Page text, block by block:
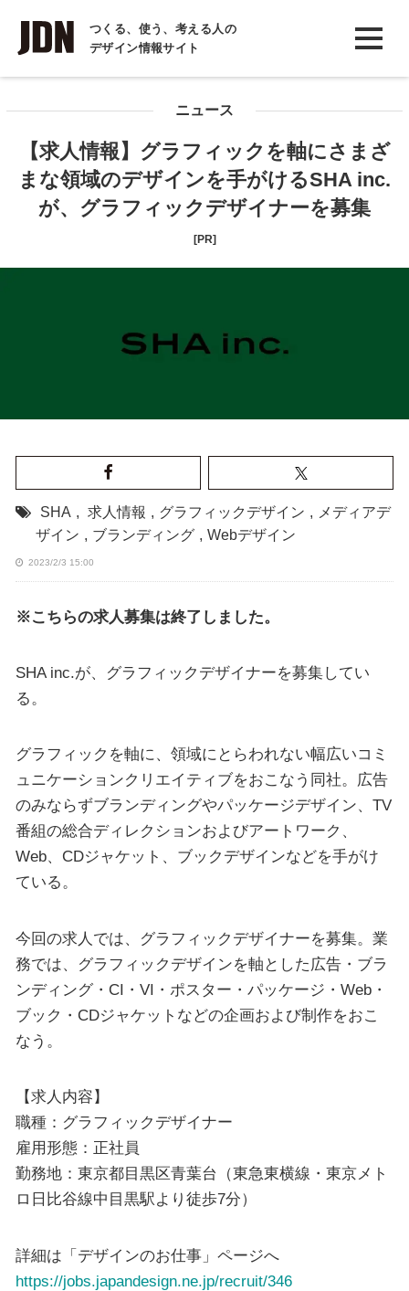
つくる、使う、考える人の
デザイン情報サイト
INTERVIEW
インタビュー
COLUMN
コラム
ニュース
【求人情報】グラフィックを軸にさまざ
まな領域のデザインを手がけるSHA inc.
が、グラフィックデザイナーを募集
[PR]
SHA , 求人情報 , グラフィックデザイン , メディアデ
ザイン , ブランディング , Webデザイン
2023/2/3 15:00
※こちらの求人募集は終了しました。
SHA inc.が、グラフィックデザイナーを募集してい
る。
グラフィックを軸に、領域にとらわれない幅広いコミ
ュニケーションクリエイティブをおこなう同社。広告
のみならずブランディングやパッケージデザイン、TV
番組の総合ディレクションおよびアートワーク、
Web、CDジャケット、ブックデザインなどを手がけ
ている。
今回の求人では、グラフィックデザイナーを募集。業
務では、グラフィックデザインを軸とした広告・ブラ
ンディング・CI・VI・ポスター・パッケージ・Web・
ブック・CDジャケットなどの企画および制作をおこ
なう。
【求人内容】
職種：グラフィックデザイナー
雇用形態：正社員
勤務地：東京都目黒区青葉台（東急東横線・東京メト
ロ日比谷線中目黒駅より徒歩7分）
詳細は「デザインのお仕事」ページへ
https://jobs.japandesign.ne.jp/recruit/346